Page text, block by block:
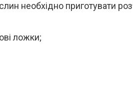
необхідно приготувати
ложки;